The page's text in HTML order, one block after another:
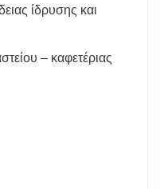
ίδρυσης και
– καφετέριας